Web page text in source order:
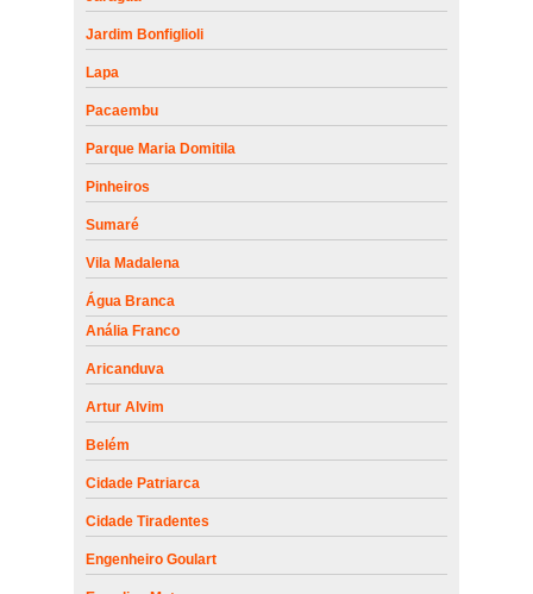
Jardim Bonfiglioli
Lapa
Pacaembu
Parque Maria Domitila
Pinheiros
Sumaré
Vila Madalena
Água Branca
Anália Franco
Aricanduva
Artur Alvim
Belém
Cidade Patriarca
Cidade Tiradentes
Engenheiro Goulart